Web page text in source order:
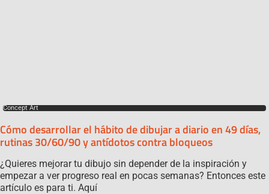
Concept Art
Cómo desarrollar el hábito de dibujar a diario en 49 días,
rutinas 30/60/90 y antídotos contra bloqueos
¿Quieres mejorar tu dibujo sin depender de la inspiración y
empezar a ver progreso real en pocas semanas? Entonces este
artículo es para ti. Aquí